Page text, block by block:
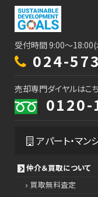
受付時間 9:00～
024-
売却専門ダイヤルはこ
0120-
アパート・マン
仲介＆買取について
買取無料査定